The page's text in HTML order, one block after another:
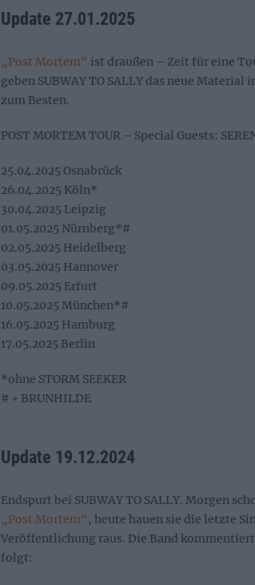
Update 27.01.2025
„Post Mortem“ ist draußen – Zeit für eine
geben SUBWAY TO SALLY das neue
zum Besten.
POST MORTEM TOUR – Special Guests:
25.04.2025 Osnabrück
26.04.2025 Köln*
30.04.2025 Leipzig
01.05.2025 Nürnberg*#
02.05.2025 Heidelberg
03.05.2025 Hannover
09.05.2025 Erfurt
10.05.2025 München*#
16.05.2025 Hamburg
17.05.2025 Berlin
*ohne STORM SEEKER
# + BRUNHILDE
Update 19.12.2024
Endspurt bei SUBWAY TO SALLY. Morgen
„Post Mortem“ , heute hauen sie die letzte
Veröffentlichung raus. Die Band
folgt: